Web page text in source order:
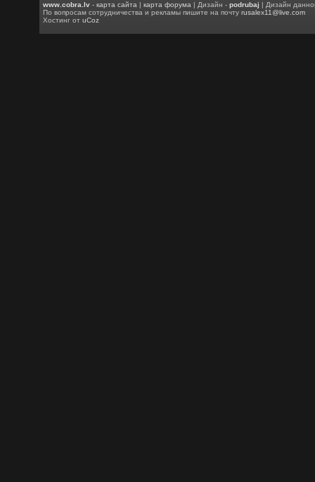
www.cobra.lv -карта сайта |карта форума | Дизайн -podrubaj | Дизайн
По вопросам сотрудничества и рекламы пишите на почтуrusalex11@live.com
Хостинг отuCoz